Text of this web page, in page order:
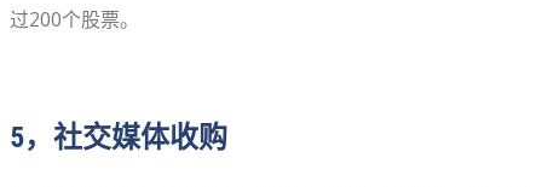
过200个股票。
5，社交媒体收购